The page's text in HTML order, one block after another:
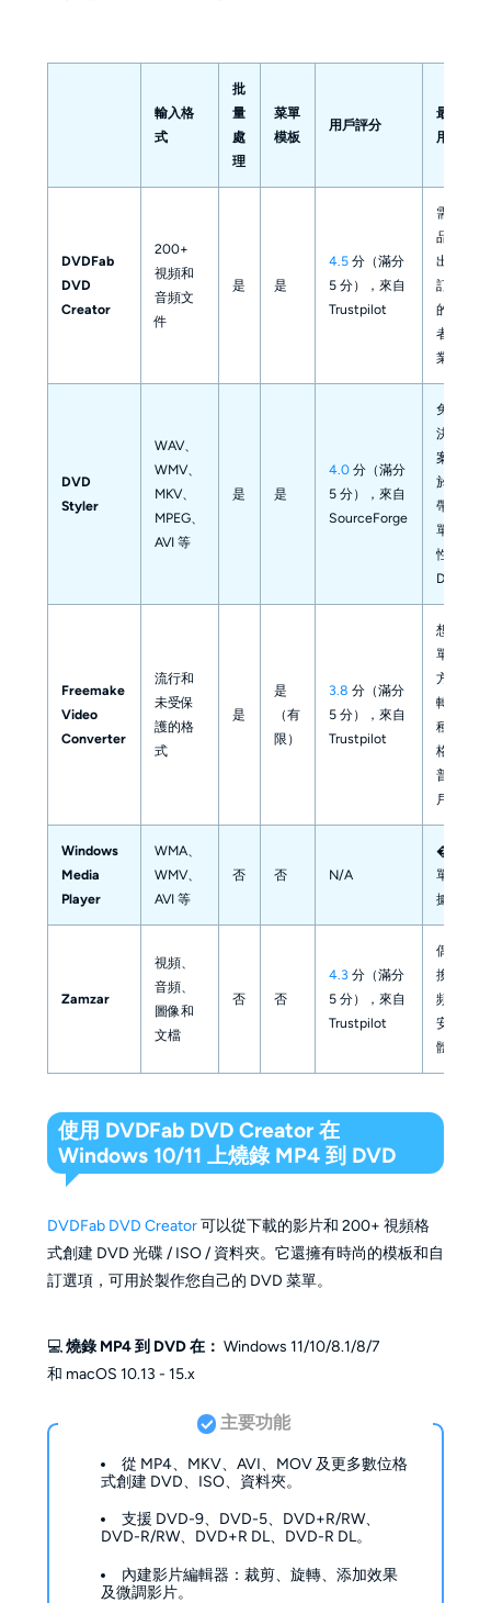
輸入格
式
批
量
處
理
菜單
模板
用戶評分
最佳適
用於
DVDFab
DVD
Creator
200+
視頻和
音頻文
件
是 是
4.5分（滿分
5 分），來自
Trustpilot
需要高
品質輸
出和自
訂選項
的初學
者和專
業人士
DVD
Styler
WAV、
WMV、
MKV、
MPEG、
AVI 等
是 是
4.0分（滿分
5 分），來自
SourceForge
免費解
決方
案，用
於創建
帶有菜
單的個
性化
DVD
Freemake
Video
Converter
流行和
未受保
護的格
式
是
是
（有
限）
3.8 分（滿分
5 分），來自
Trustpilot
想要簡
單解決
方案來
轉換各
種視頻
格式的
普通用
戶
Windows
Media
Player
WMA、
WMV、
AVI 等
否 否 N/A
���
單的數
據備份
Zamzar
視頻、
音頻、
圖像和
文檔
否 否
4.3 分（滿分
5 分），來自
Trustpilot
偶爾轉
換小視
頻而不
安裝軟
體
使用 DVDFab DVD Creator 在
Windows 10/11 上燒錄 MP4 到 DVD
DVDFab DVD Creator可以從下載的影片和 200+ 視頻格
式創建 DVD 光碟 / ISO / 資料夾。它還擁有時尚的模板和自
訂選項，可用於製作您自己的 DVD 菜單。
💻燒錄 MP4 到 DVD 在： Windows 11/10/8.1/8/7
和 macOS 10.13 - 15.x
主要功能
從 MP4、MKV、AVI、MOV 及更多數位格
式創建 DVD、ISO、資料夾。
支援 DVD-9、DVD-5、DVD+R/RW、
DVD-R/RW、DVD+R DL、DVD-R DL。
內建影片編輯器：裁剪、旋轉、添加效果
及微調影片。